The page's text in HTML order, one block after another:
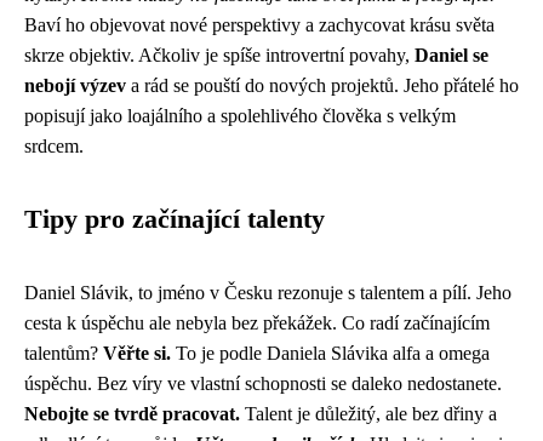
Baví ho objevovat nové perspektivy a zachycovat krásu světa
skrze objektiv. Ačkoliv je spíše introvertní povahy, Daniel se
nebojí výzev a rád se pouští do nových projektů. Jeho přátelé ho
popisují jako loajálního a spolehlivého člověka s velkým
srdcem.
Tipy pro začínající talenty
Daniel Slávik, to jméno v Česku rezonuje s talentem a pílí. Jeho
cesta k úspěchu ale nebyla bez překážek. Co radí začínajícím
talentům? Věřte si. To je podle Daniela Slávika alfa a omega
úspěchu. Bez víry ve vlastní schopnosti se daleko nedostanete.
Nebojte se tvrdě pracovat. Talent je důležitý, ale bez dřiny a